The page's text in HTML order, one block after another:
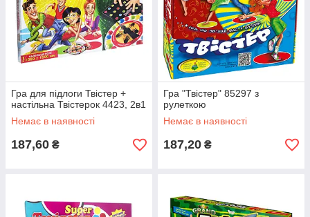
Гра для підлоги Твістер +
настільна Твістерок 4423, 2в1
Немає в наявності
187,60 ₴
Гра "Твістер" 85297 з
рулеткою
Немає в наявності
187,20 ₴